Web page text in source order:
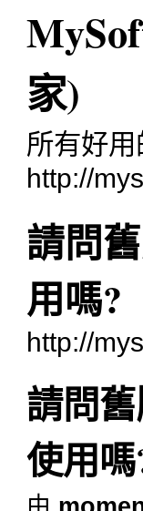
家)
所有好
http://
請問
用嗎?
http://
請問
使用嗎